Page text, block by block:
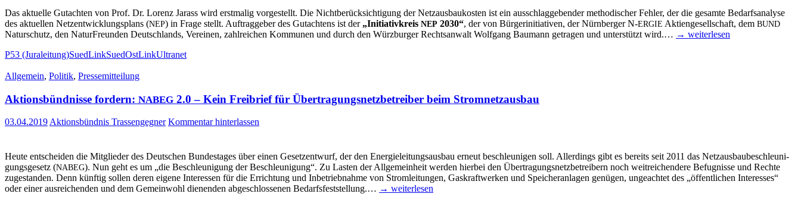
Das aktu­el­le Gut­ach­ten von Prof. Dr. Lorenz Jarass wird erst­ma­lig vor­ge­stellt. Die Nicht­be­rück­sich­ti­gung der Netz­aus­bau­kos­ten ist ein aus­schlag­ge­ben­der metho­di­scher Feh­ler, der die gesam­te Bedarfs­ana­ly­se
des aktu­el­len Netz­ent­wick­lungs­plans (NEP) in Fra­ge stellt. Auf­trag­ge­ber des Gut­ach­tens ist der „Initia­tiv­kreis NEP 2030“, der von Bür­ger­initia­ti­ven, der Nürn­ber­ger N‑ERGIE Akti­en­ge­sell­schaft, dem BUND
Natur­schutz, den Natur­Freun­den Deutsch­lands, Ver­ei­nen, zahl­rei­chen Kom­mu­nen und durch den Würz­bur­ger Rechts­an­walt Wolf­gang Bau­mann getra­gen und unter­stützt wird.… → wei­ter­le­sen
P53 (Juraleitung)SuedLinkSuedOstLinkUltranet
Allgemein, Politik, Pressemitteilung
Akti­ons­bünd­nis­se for­dern: NABEG 2.0 – Kein Frei­brief für Über­tra­gungs­netz­be­trei­ber beim Stromnetzausbau
03.04.2019Aktionsbündnis Trassengegner Kommentar hinterlassen
Heu­te ent­schei­den die Mit­glie­der des Deut­schen Bun­des­ta­ges über einen Gesetz­ent­wurf, der den Ener­gie­lei­tungs­aus­bau erneut beschleu­ni­gen soll. Aller­dings gibt es bereits seit 2011 das Netz­aus­bau­be­schleu­ni­
gungs­ge­setz (NABEG). Nun geht es um „die Beschleu­ni­gung der Beschleu­ni­gung“. Zu Las­ten der All­ge­mein­heit wer­den hier­bei den Über­tra­gungs­netz­be­trei­bern noch weit­rei­chen­de­re Befug­nis­se und Rech­te
zuge­stan­den. Denn künf­tig sol­len deren eige­ne Inter­es­sen für die Errich­tung und Inbe­trieb­nah­me von Strom­lei­tun­gen, Gas­kraft­wer­ken und Spei­cher­an­la­gen genü­gen, unge­ach­tet des „öffent­li­chen Inter­es­ses“
oder einer aus­rei­chen­den und dem Gemein­wohl die­nen­den abge­schlos­se­nen Bedarfs­fest­stel­lung.… → wei­ter­le­sen